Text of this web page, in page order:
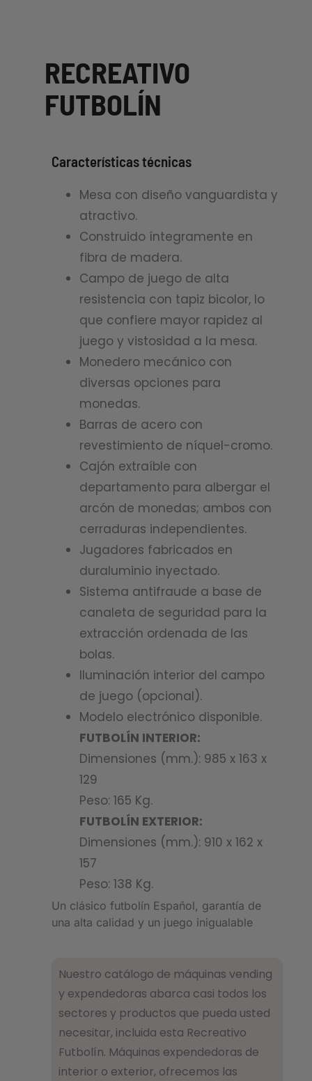
RECREATIVO
FUTBOLÍN
Características técnicas
Mesa con diseño vanguardista y
atractivo.
Construido íntegramente en
fibra de madera.
Campo de juego de alta
resistencia con tapiz bicolor, lo
que confiere mayor rapidez al
juego y vistosidad a la mesa.
Monedero mecánico con
diversas opciones para
monedas.
Barras de acero con
revestimiento de níquel-cromo.
Cajón extraíble con
departamento para albergar el
arcón de monedas; ambos con
cerraduras independientes.
Jugadores fabricados en
duraluminio inyectado.
Sistema antifraude a base de
canaleta de seguridad para la
extracción ordenada de las
bolas.
Iluminación interior del campo
de juego (opcional).
Modelo electrónico disponible.
FUTBOLÍN INTERIOR:
Dimensiones (mm.): 985 x 163 x
129
Peso: 165 Kg.
FUTBOLÍN EXTERIOR:
Dimensiones (mm.): 910 x 162 x
157
Peso: 138 Kg.
Un clásico futbolín Español, garantía de
una alta calidad y un juego inigualable
Nuestro catálogo de máquinas vending
y expendedoras abarca casi todos los
sectores y productos que pueda usted
necesitar, incluida esta Recreativo
Futbolín. Máquinas expendedoras de
interior o exterior, ofrecemos las